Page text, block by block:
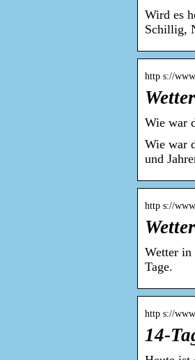
Wird es
Schillig,
http s://
Wie war
Wie war
und
http s://
Wetter in
Tage.
http s://
14-